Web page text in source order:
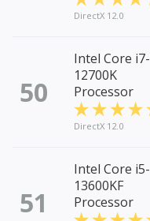
DirectX 12.0
50
Intel Core i7-
12700K
Processor
DirectX 12.0
51
Intel Core i5-
13600KF
Processor